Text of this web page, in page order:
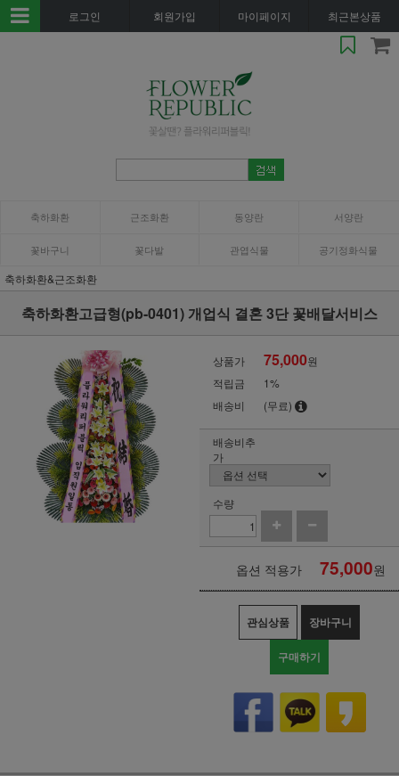
로그인 회원가입 마이페이지 최근본상품
축하화환 근조화환 동양란 서양란
꽃바구니 꽃다발 관엽식물 공기정화식물
축하화환&근조화환
축하화환고급형(pb-0401) 개업식 결혼 3단 꽃배달서비스
상품가 75,000원
적립금
1%
배송비
(무료)
배송비추
가
수량
옵션 적용가 75,000원
관심상품 장바구니
구매하기